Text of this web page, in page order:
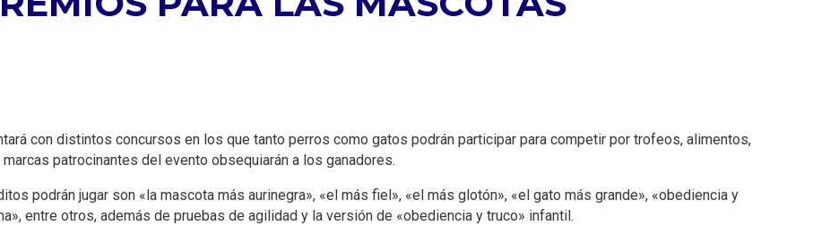
con distintos concursos en los que tanto perros como gatos podrán participar para competir por trofeos, alimentos,
patrocinantes del evento obsequiarán a los ganadores.
podrán jugar son «la mascota más aurinegra», «el más fiel», «el más glotón», «el gato más grande», «obediencia y
entre otros, además de pruebas de agilidad y la versión de «obediencia y truco» infantil.